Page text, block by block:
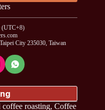
(UTC+8)
City 235030, Taiwan
roasting, Coffee